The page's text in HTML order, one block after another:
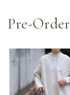
Pre-Order